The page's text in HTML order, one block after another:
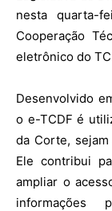
nesta quarta-
Cooperação
eletrônico do
Desenvolvido
o e-TCDF é
da Corte,
Ele contribui
ampliar o
informações